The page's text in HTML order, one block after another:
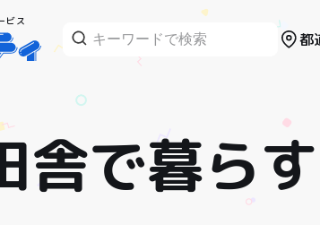
ビス
都
舎で暮らす